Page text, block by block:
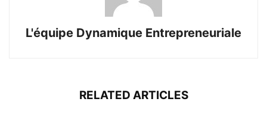
L'équipe Dynamique Entrepreneuriale
RELATED ARTICLES